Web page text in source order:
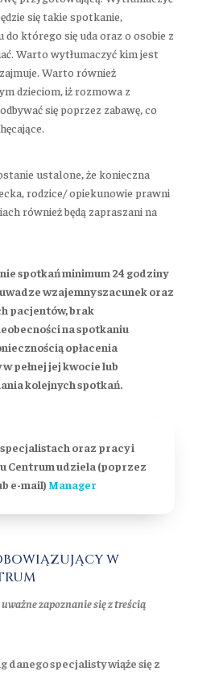
się takie spotkanie,
do którego się uda oraz o osobie z
Warto wytłumaczyć kim jest
Warto również
dzieciom, iż rozmowa z
się poprzez zabawę, co
ustalone, że konieczna
rodzice/ opiekunowie prawni
również będą zapraszani na
spotkań minimum 24 godziny
wzajemny szacunek oraz
pacjentów, brak
na spotkaniu
opłacenia
pełnej jej kwocie lub
kolejnych spotkań.
oraz pracy i
Centrum udziela (poprzez
e-mail) Manager
W
zapoznanie się z treścią
danego specjalisty wiąże się z